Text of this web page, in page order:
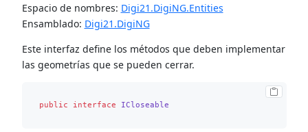
Espacio de nombres: Digi21.DigiNG.Entities
Ensamblado: Digi21.DigiNG
Este interfaz define los métodos que deben implementar
las geometrías que se pueden cerrar.
public interface ICloseable